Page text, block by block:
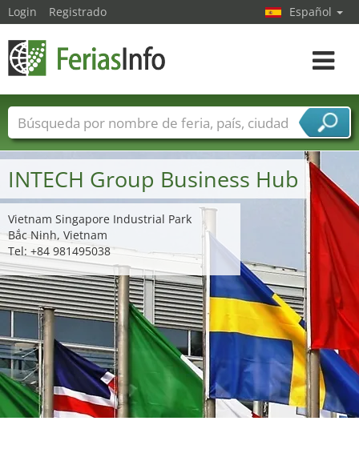
INTECH Group Business Hub
Vietnam Singapore Industrial Park
Bắc Ninh, Vietnam
Tel: +84 981495038
Login Registrado Español
toggle
Nombres de ferias Países
Ciudades
Sectores de ferias
Sectores de proveedor de servicios